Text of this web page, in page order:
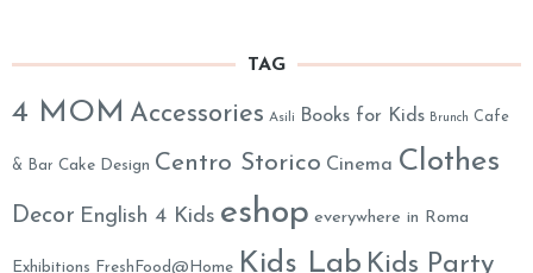
TAG
4 MOM Accessories Asili Books for Kids Brunch Cafe
& Bar Cake Design Centro Storico Cinema Clothes
Decor English 4 Kids eshop everywhere in Roma
Exhibitions FreshFood@Home Kids Lab Kids Party